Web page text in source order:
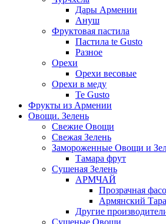
Дары Армении
Ануш
Фруктовая пастила
Пастила te Gusto
Разное
Орехи
Орехи весовые
Орехи в меду
Te Gusto
Фрукты из Армении
Овощи. Зелень
Свежие Овощи
Свежая Зелень
Замороженные Овощи и
Тамара фрут
Сушеная Зелень
АРМЧАЙ
Прозрачная
Армянский
Другие
Сушеные Овощи